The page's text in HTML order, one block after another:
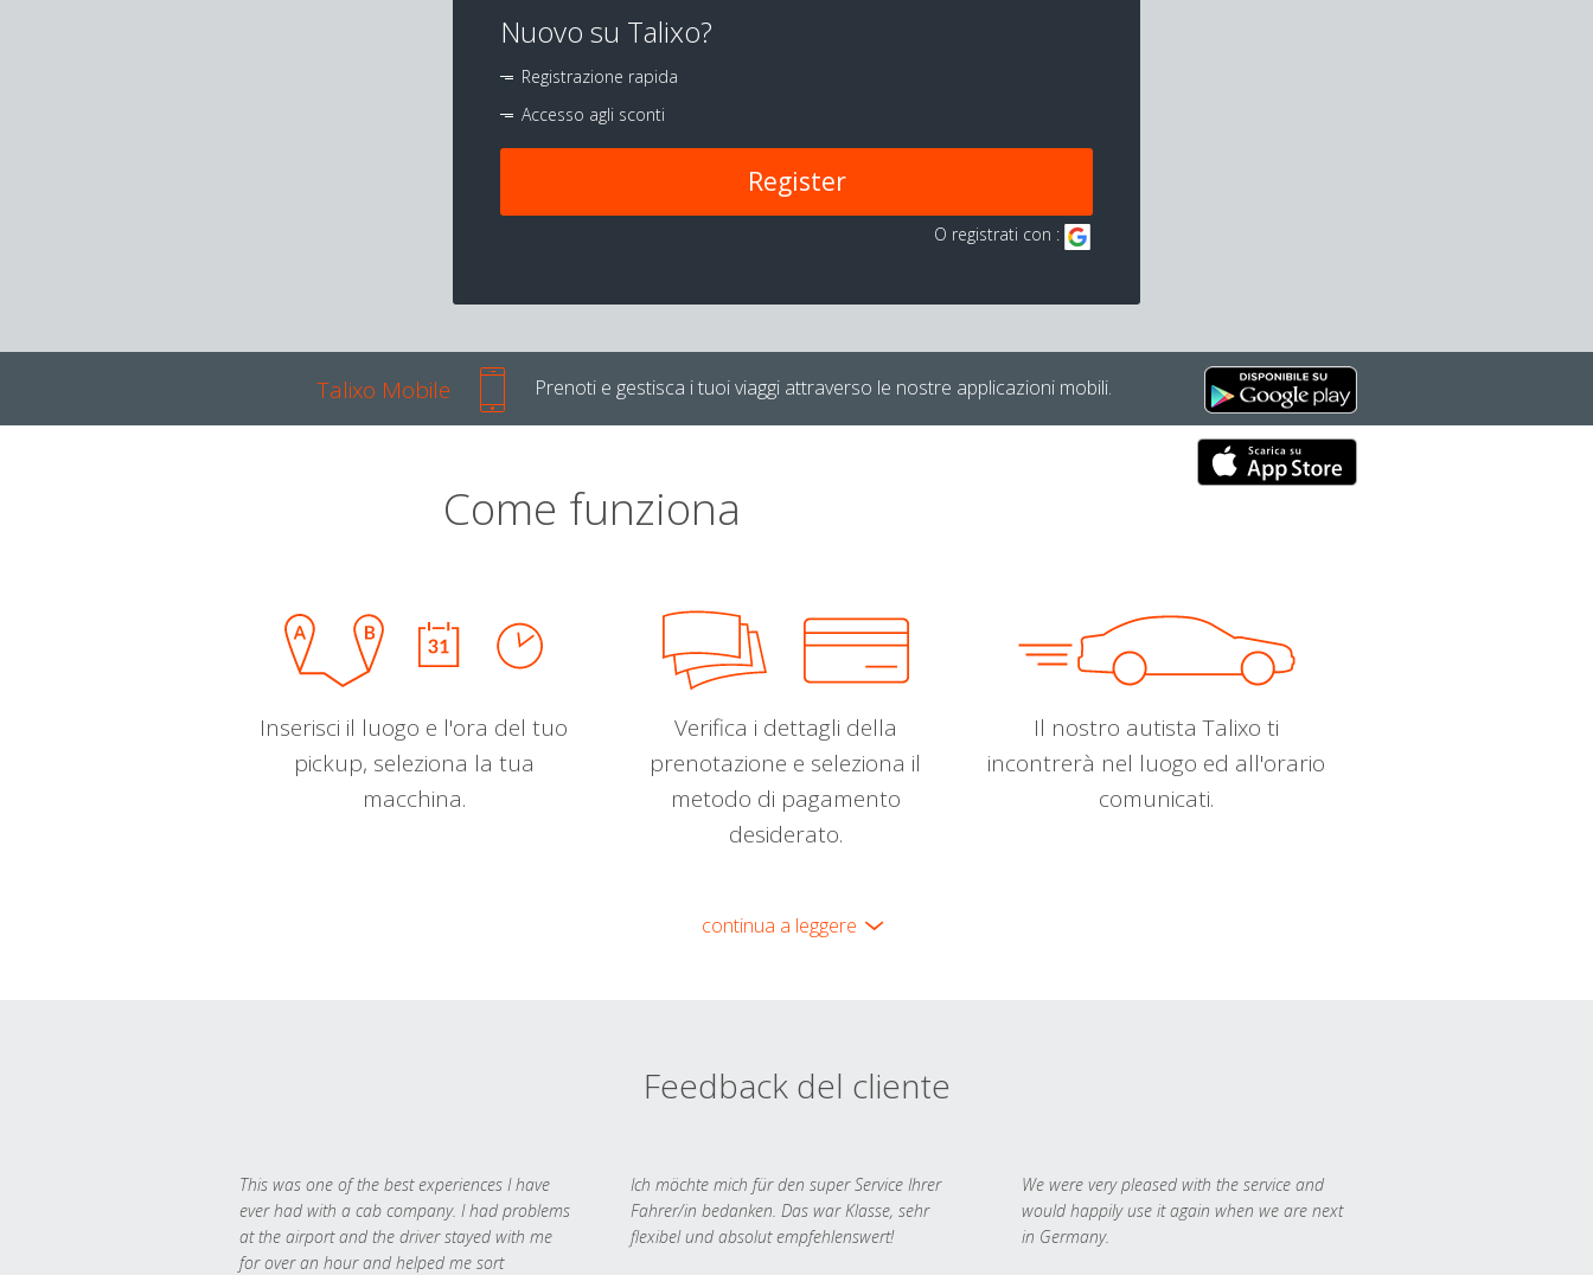
Nuovo su Talixo?
Registrazione rapida
Accesso agli sconti
Register
O registrati con :
Talixo Mobile Prenoti e gestisca i tuoi viaggi attraverso le nostre applicazioni mobili.
Come funziona
Inserisci il luogo e l'ora del tuo
pickup, seleziona la tua
macchina.
Verifica i dettagli della
prenotazione e seleziona il
metodo di pagamento
desiderato.
Il nostro autista Talixo ti
incontrerà nel luogo ed all'orario
comunicati.
continua a leggere
Feedback del cliente
This was one of the best experiences I have
ever had with a cab company. I had problems
at the airport and the driver stayed with me
for over an hour and helped me sort
Ich möchte mich für den super Service Ihrer
Fahrer/in bedanken. Das war Klasse, sehr
flexibel und absolut empfehlenswert!
We were very pleased with the service and
would happily use it again when we are next
in Germany.